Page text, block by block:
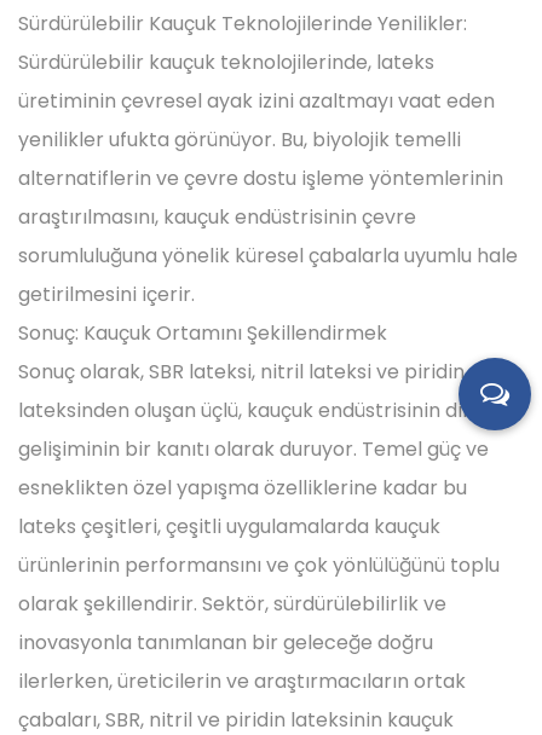
Sürdürülebilir Kauçuk Teknolojilerinde Yenilikler:
Sürdürülebilir kauçuk teknolojilerinde, lateks
üretiminin çevresel ayak izini azaltmayı vaat eden
yenilikler ufukta görünüyor. Bu, biyolojik temelli
alternatiflerin ve çevre dostu işleme yöntemlerinin
araştırılmasını, kauçuk endüstrisinin çevre
sorumluluğuna yönelik küresel çabalarla uyumlu hale
getirilmesini içerir.
Sonuç: Kauçuk Ortamını Şekillendirmek
Sonuç olarak, SBR lateksi, nitril lateksi ve piridin
lateksinden oluşan üçlü, kauçuk endüstrisinin dinamik
gelişiminin bir kanıtı olarak duruyor. Temel güç ve
esneklikten özel yapışma özelliklerine kadar bu
lateks çeşitleri, çeşitli uygulamalarda kauçuk
ürünlerinin performansını ve çok yönlülüğünü toplu
olarak şekillendirir. Sektör, sürdürülebilirlik ve
inovasyonla tanımlanan bir geleceğe doğru
ilerlerken, üreticilerin ve araştırmacıların ortak
çabaları, SBR, nitril ve piridin lateksinin kauçuk